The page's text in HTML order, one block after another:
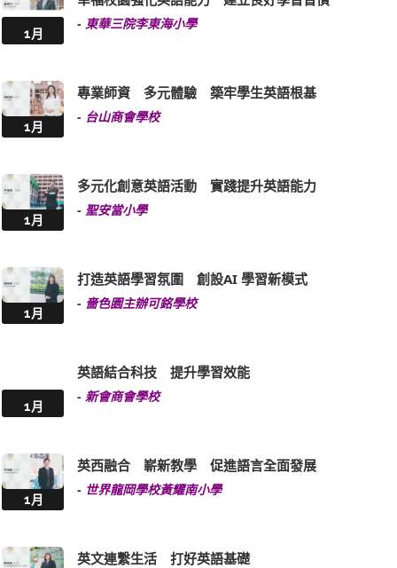
1月
- 東華三院李東海小學
1月
專業師資 多元體驗 築牢學生英語根基
- 台山商會學校
1月
多元化創意英語活動 實踐提升英語能力
- 聖安當小學
1月
打造英語學習氛圍 創設AI 學習新模式
- 嗇色園主辦可銘學校
1月
英語結合科技 提升學習效能
- 新會商會學校
1月
英西融合 嶄新教學 促進語言全面發展
- 世界龍岡學校黃耀南小學
英文連繫生活 打好英語基礎